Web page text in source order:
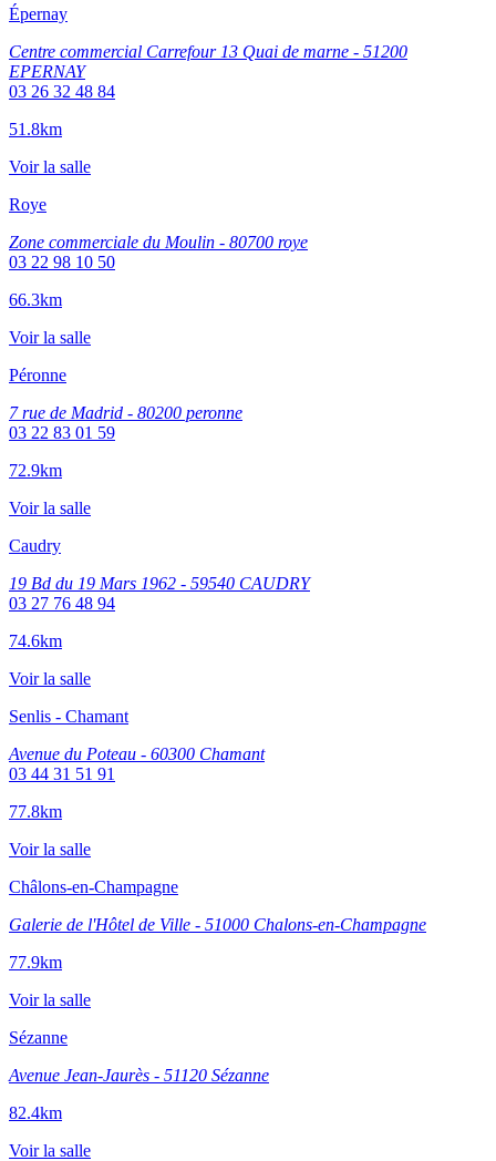
Épernay
Centre commercial Carrefour 13 Quai de marne - 51200
EPERNAY
03 26 32 48 84
51.8km
Voir la salle
Roye
Zone commerciale du Moulin - 80700 roye
03 22 98 10 50
66.3km
Voir la salle
Péronne
7 rue de Madrid - 80200 peronne
03 22 83 01 59
72.9km
Voir la salle
Caudry
19 Bd du 19 Mars 1962 - 59540 CAUDRY
03 27 76 48 94
74.6km
Voir la salle
Senlis - Chamant
Avenue du Poteau - 60300 Chamant
03 44 31 51 91
77.8km
Voir la salle
Châlons-en-Champagne
Galerie de l'Hôtel de Ville - 51000 Chalons-en-Champagne
77.9km
Voir la salle
Sézanne
Avenue Jean-Jaurès - 51120 Sézanne
82.4km
Voir la salle